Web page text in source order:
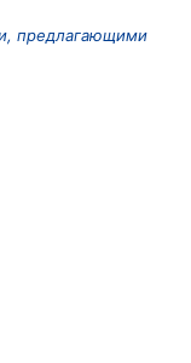
предлагающими